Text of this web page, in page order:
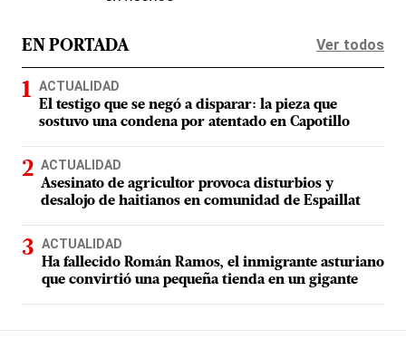
EN PORTADA Ver todos
ACTUALIDAD
El testigo que se negó a disparar: la pieza que
sostuvo una condena por atentado en Capotillo
ACTUALIDAD
Asesinato de agricultor provoca disturbios y
desalojo de haitianos en comunidad de Espaillat
ACTUALIDAD
Ha fallecido Román Ramos, el inmigrante asturiano
que convirtió una pequeña tienda en un gigante